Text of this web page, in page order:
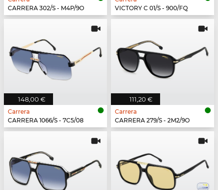
CARRERA 302/S - M4P/9O
VICTORY C 01/S - 900/FQ
148,00 €
Carrera
CARRERA 1066/S - 7C5/08
111,20 €
Carrera
CARRERA 279/S - 2M2/9O